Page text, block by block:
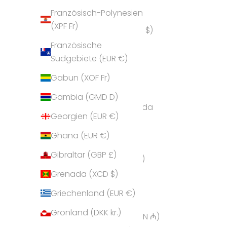
Französisch-Polynesien
(XPF Fr)
Französische
Südgebiete (EUR €)
Gabun (XOF Fr)
Gambia (GMD D)
Georgien (EUR €)
Ghana (EUR €)
Gibraltar (GBP £)
Grenada (XCD $)
Griechenland (EUR €)
Grönland (DKK kr.)
Amerikanische
Überseeinseln (USD $)
Andorra (EUR €)
Antigua und Barbuda
(XCD $)
Argentinien (EUR €)
Armenien (AMD դր.)
Aruba (AWG ƒ)
Ascension (SHP £)
Aserbaidschan (AZN ₼)